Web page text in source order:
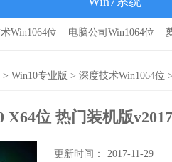
Win1064位 电脑公司Win1064位
> Win10专业版 > 深度技术Win1064位
X64位 热门装机版
更新时间： 2017-11-29